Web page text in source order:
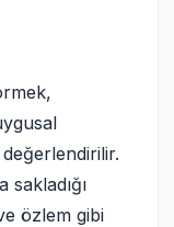
değerlendirilir.
özlem gibi